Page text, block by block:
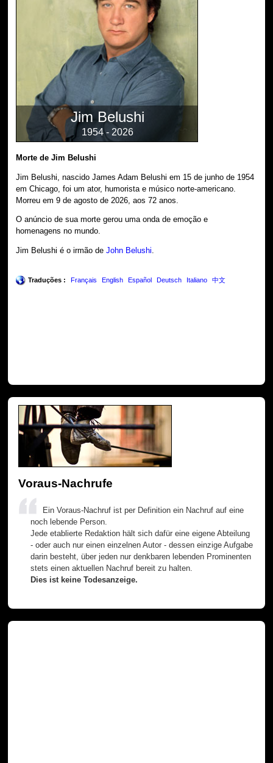
Jim Belushi
1954 - 2026
Morte de Jim Belushi
Jim Belushi, nascido James Adam Belushi em 15 de junho de 1954
em Chicago, foi um ator, humorista e músico norte-americano.
Morreu em 9 de agosto de 2026, aos 72 anos.
O anúncio de sua morte gerou uma onda de emoção e
homenagens no mundo.
Jim Belushi é o irmão deJohn Belushi.
Traduções : Français English Español Deutsch Italiano 中文
Voraus-Nachrufe
Ein Voraus-Nachruf ist per Definition ein Nachruf auf eine
noch lebende Person.
Jede etablierte Redaktion hält sich dafür eine eigene Abteilung
- oder auch nur einen einzelnen Autor - dessen einzige Aufgabe
darin besteht, über jeden nur denkbaren lebenden Prominenten
stets einen aktuellen Nachruf bereit zu halten.
Dies ist keine Todesanzeige.